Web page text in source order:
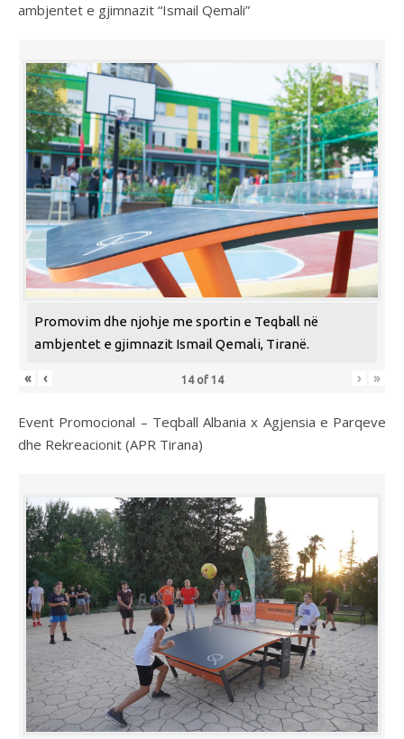
ambjentet e gjimnazit “Ismail Qemali”
Promovim dhe njohje me sportin e Teqball në
ambjentet e gjimnazit Ismail Qemali, Tiranë.
« ‹ 14of 14 › »
Event Promocional – Teqball Albania x Agjensia e Parqeve
dhe Rekreacionit (APR Tirana)